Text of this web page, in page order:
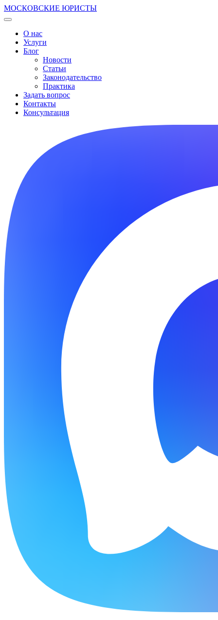
МОСКОВСКИЕ ЮРИСТЫ
О нас
Услуги
Блог
Новости
Статьи
Законодательство
Практика
Задать вопрос
Контакты
Консультация